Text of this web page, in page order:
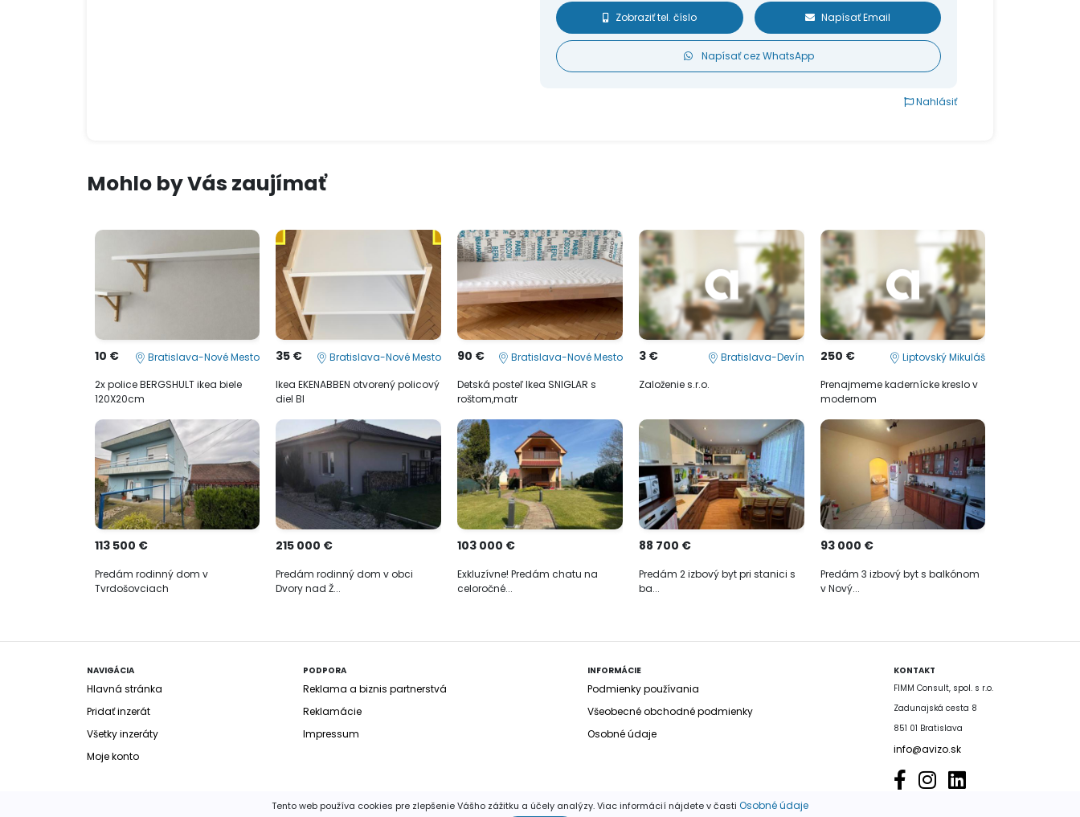
Tento web používa cookies pre zlepšenie Vášho zážitku a účely analýzy. Viac informácií nájdete v časti Osobné údaje
Zobraziť tel. číslo Napísať Email
Napísať cez WhatsApp
Nahlásiť
Mohlo by Vás zaujímať
10 € Bratislava-Nové Mesto
2x police BERGSHULT ikea biele
120X20cm
35 € Bratislava-Nové Mesto
Ikea EKENABBEN otvorený policový
diel BI
90 € Bratislava-Nové Mesto
Detská posteľ Ikea SNIGLAR s
roštom,matr
3 € Bratislava-Devín
Založenie s.r.o.
250 € Liptovský Mikuláš
Prenajmeme kadernícke kreslo v
modernom
113 500 €
Predám rodinný dom v
Tvrdošovciach
215 000 €
Predám rodinný dom v obci
Dvory nad Ž...
103 000 €
Exkluzívne! Predám chatu na
celoročné...
88 700 €
Predám 2 izbový byt pri stanici s
ba...
93 000 €
Predám 3 izbový byt s balkónom
v Nový...
NAVIGÁCIA
Hlavná stránka
Pridať inzerát
Všetky inzeráty
Moje konto
PODPORA
Reklama a biznis partnerstvá
Reklamácie
Impressum
INFORMÁCIE
Podmienky používania
Všeobecné obchodné podmienky
Osobné údaje
KONTAKT
FIMM Consult, spol. s r.o.
Zadunajská cesta 8
851 01 Bratislava
info@avizo.sk